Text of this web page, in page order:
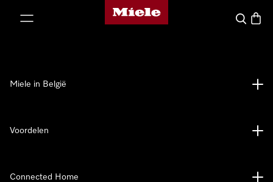
Miele homepage
Wat zoek
Miele in België
Voordelen
Connected Home